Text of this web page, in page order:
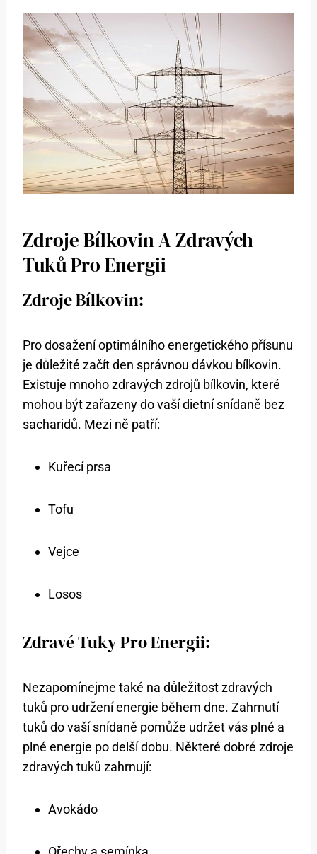
Zdroje Bílkovin A Zdravých
Tuků Pro Energii
Zdroje Bílkovin:
Pro dosažení optimálního energetického přísunu
je důležité začít den správnou dávkou bílkovin.
Existuje mnoho zdravých zdrojů bílkovin, které
mohou být zařazeny do vaší dietní snídaně bez
sacharidů. Mezi ně patří:
Kuřecí prsa
Tofu
Vejce
Losos
Zdravé Tuky Pro Energii:
Nezapomínejme také na důležitost zdravých
tuků pro udržení energie během dne. Zahrnutí
tuků do vaší snídaně pomůže udržet vás plné a
plné energie po delší dobu. Některé dobré zdroje
zdravých tuků zahrnují:
Avokádo